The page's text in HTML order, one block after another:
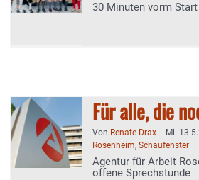
30 Minuten vorm
Für alle, die
Von Renate Drax Mi.
Rosenheim, Schaufenster
Agentur für Arbeit
offene Sprechstunde